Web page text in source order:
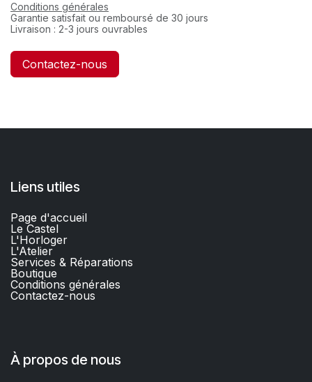
Conditions générales
Garantie satisfait ou remboursé de 30 jours
Livraison : 2-3 jours ouvrables
Contactez-nous
Liens utiles
Page d'accueil
Le Castel
L'Horloger
L'Atelier
Services & Réparations
Boutique
Conditions générales
Contactez-nous​
À propos de nous